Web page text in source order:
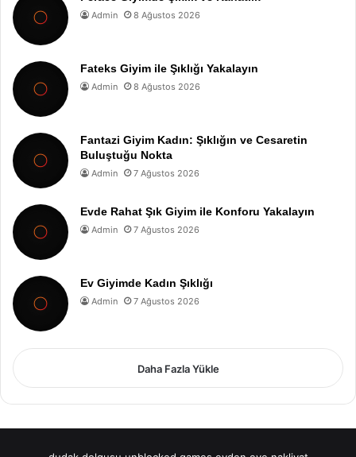
Admin 8 Ağustos 2026
Fateks Giyim ile Şıklığı Yakalayın
Admin 8 Ağustos 2026
Fantazi Giyim Kadın: Şıklığın ve Cesaretin
Buluştuğu Nokta
Admin 7 Ağustos 2026
Evde Rahat Şık Giyim ile Konforu Yakalayın
Admin 7 Ağustos 2026
Ev Giyimde Kadın Şıklığı
Admin 7 Ağustos 2026
Daha Fazla Yükle